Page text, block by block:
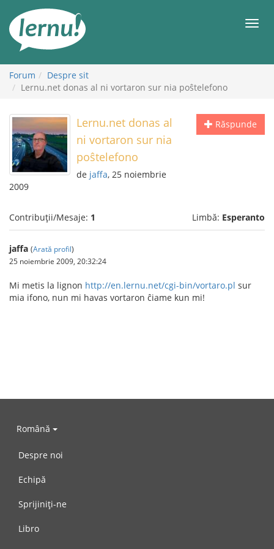
conținut
Forum
Despre sit
Lernu.net donas al ni vortaron sur nia poŝtelefono
Răspunde
Lernu.net donas al
ni vortaron sur nia
poŝtelefono
de jaffa, 25 noiembrie
2009
Contribuții/Mesaje: 1 Limbă: Esperanto
jaffa (Arată profil)
25 noiembrie 2009, 20:32:24
Mi metis la lignon http://en.lernu.net/cgi-bin/vortaro.pl sur
mia ifono, nun mi havas vortaron ĉiame kun mi!
Română
Despre noi
Echipă
Sprijiniți-ne
Libro